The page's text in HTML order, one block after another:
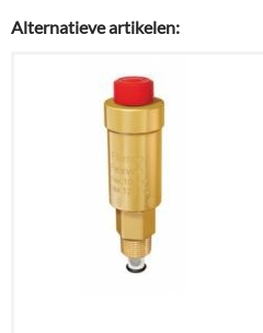
Alternatieve artikelen: